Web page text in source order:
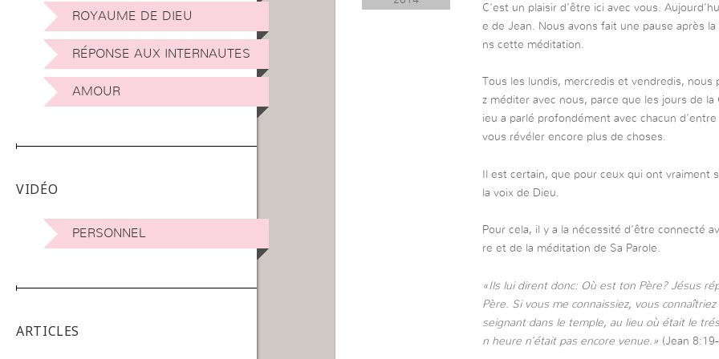
ROYAUME DE DIEU
RÉPONSE AUX INTERNAUTES
AMOUR
VIDÉO
PERSONNEL
ARTICLES
C’est un plaisir d’être ici avec vous.
e de Jean. Nous avons fait une pause après
ns cette méditation.
Tous les lundis, mercredis et vendredis,
z méditer avec nous, parce que les jours de
ieu a parlé profondément avec chacun
vous révéler encore plus de choses.
Il est certain, que pour ceux qui ont
la voix de Dieu.
Pour cela, il y a la nécessité d’être connecté
re et de la méditation de Sa Parole.
«Ils lui dirent donc: Où est ton Père? Jésus
Père. Si vous me connaissiez, vous
seignant dans le temple, au lieu où était le
n heure n’était pas encore venue.» (Jean